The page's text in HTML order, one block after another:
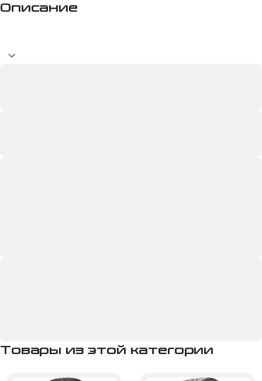
Описание
Товары из этой категории